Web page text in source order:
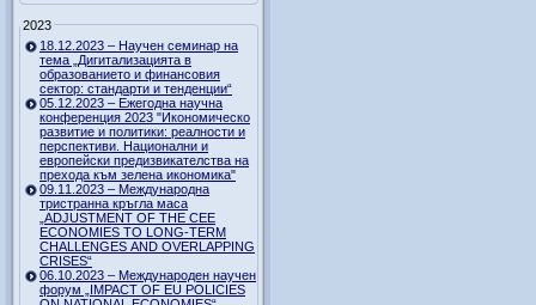
2023
18.12.2023 – Научен семинар на
тема „Дигитализацията в
образованието и финансовия
сектор: стандарти и тенденции“
05.12.2023 – Ежегодна научна
конференция 2023 "Икономическо
развитие и политики: реалности и
перспективи. Национални и
европейски предизвикателства на
прехода към зелена икономика"
09.11.2023 – Международна
тристранна кръгла маса
„ADJUSTMENT OF THE CEE
ECONOMIES TO LONG-TERM
CHALLENGES AND OVERLAPPING
CRISES“
06.10.2023 – Международен научен
форум „IMPACT OF EU POLICIES